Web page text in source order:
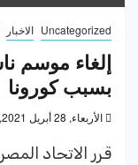
Uncategorized الاخبار
إلغاء موسم
بسبب كورونا
الأربعاء, 28 أبريل 2021, 4:00 م
قرر الاتحاد